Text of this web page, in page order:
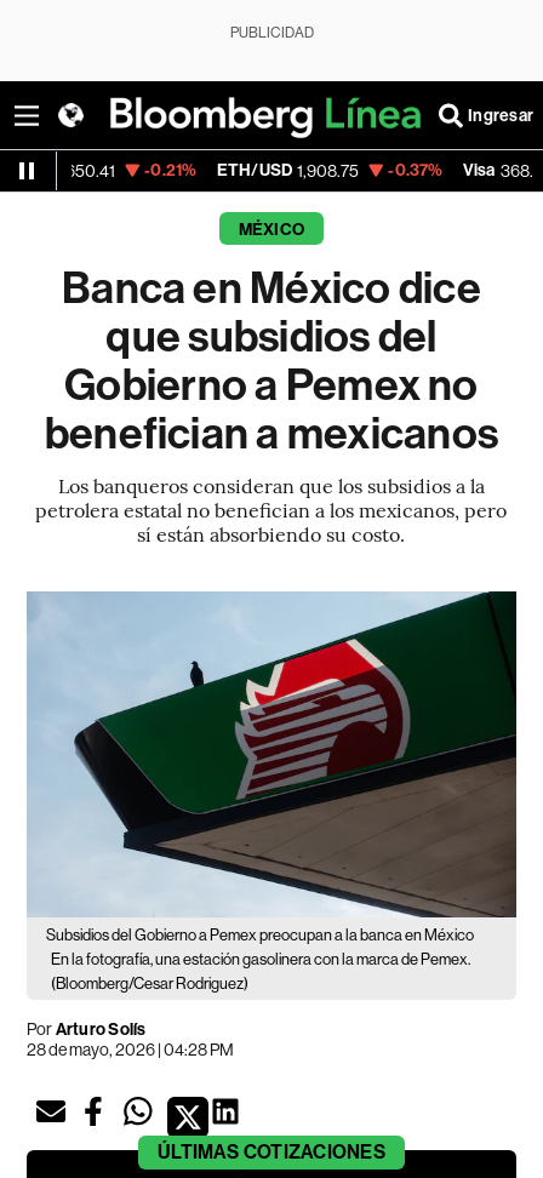
PUBLICIDAD
Ingresar
-0.21% ETH/USD 1,908.75 -0.37% Visa 368.54 -
MÉXICO
Banca en México dice
que subsidios del
Gobierno a Pemex no
benefician a mexicanos
Los banqueros consideran que los subsidios a la
petrolera estatal no benefician a los mexicanos, pero
sí están absorbiendo su costo.
Subsidios del Gobierno a Pemex preocupan a la banca en México
En la fotografía, una estación gasolinera con la marca de Pemex.
(Bloomberg/Cesar Rodriguez)
PorArturo Solís
28 de mayo, 2026 | 04:28 PM
ÚLTIMAS COTIZACIONES